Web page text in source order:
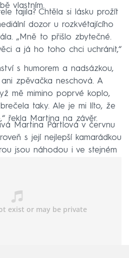
vlastním.
tajila? Chtěla si lásku prožít
dozor u rozkvétajícího
„Mně to přišlo zbytečné.
a já ho toho chci uchránit,“
s humorem a nadsázkou,
zpěvačka neschová. A
mě mimino poprvé koplo,
taky. Ale je mi líto, že
řekla Martina na závěr.
Martina Pártlová v červnu
s její nejlepší kamarádkou
jsou náhodou i ve stejném